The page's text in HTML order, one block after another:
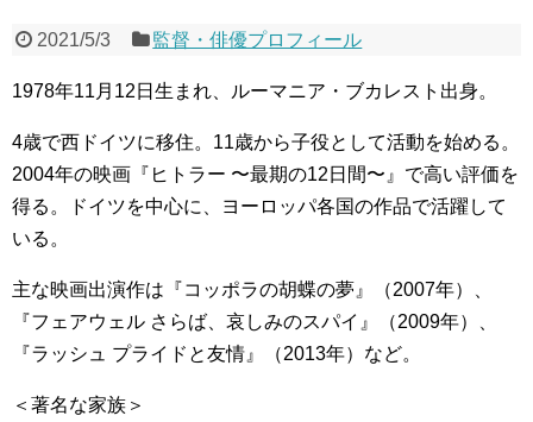
2021/5/3 監督・俳優プロフィール
1978年11月12日生まれ、ルーマニア・ブカレスト出身。
4歳で西ドイツに移住。11歳から子役として活動を始める。
2004年の映画『ヒトラー 〜最期の12日間〜』で高い評価を
得る。ドイツを中心に、ヨーロッパ各国の作品で活躍して
いる。
主な映画出演作は『コッポラの胡蝶の夢』（2007年）、
『フェアウェル さらば、哀しみのスパイ』（2009年）、
『ラッシュ プライドと友情』（2013年）など。
＜著名な家族＞